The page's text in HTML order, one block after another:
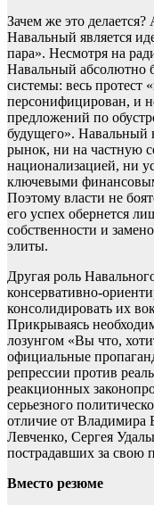
Зачем же это
Навальный является
пара». Несмотря на
Навальный абсолютно
системы: весь протест
персонифицирован, и
предложений по
будущего». Навальный
рынок, ни на частную
национализацией, ни
ключевыми
Поэтому власти не
его успех обернется
собственности и
элиты.
Другая роль
консервативно-
консолидировать их
Прикрываясь
лозунгом «Вы что,
официальные
репрессии против
реакционных
серьезного
отличие от Владимира
Левченко, Сергея
пострадавших за свою
Вместо резюме